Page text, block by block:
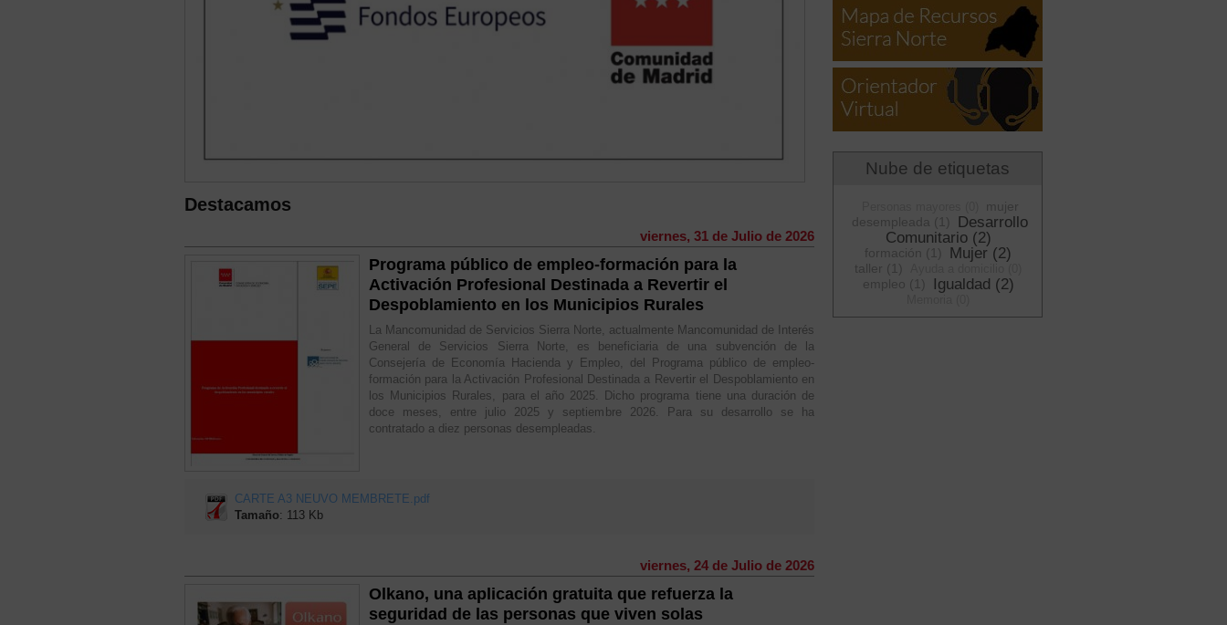
Destacamos
viernes, 31 de Julio de 2026
Programa público de empleo-formación para la
Activación Profesional Destinada a Revertir el
Despoblamiento en los Municipios Rurales
La Mancomunidad de Servicios Sierra Norte, actualmente Mancomunidad de Interés
General de Servicios Sierra Norte, es beneficiaria de una subvención de la
Consejería de Economía Hacienda y Empleo, del Programa público de empleo-
formación para la Activación Profesional Destinada a Revertir el Despoblamiento en
los Municipios Rurales, para el año 2025. Dicho programa tiene una duración de
doce meses, entre julio 2025 y septiembre 2026. Para su desarrollo se ha
contratado a diez personas desempleadas.
CARTE A3 NEUVO MEMBRETE.pdf
Tamaño: 113 Kb
viernes, 24 de Julio de 2026
Olkano, una aplicación gratuita que refuerza la
seguridad de las personas que viven solas
Nube de etiquetas
mujer
desempleada (1)
Desarrollo
Comunitario (2)
formación (1) Mujer (2)
taller (1)
empleo (1) Igualdad (2)